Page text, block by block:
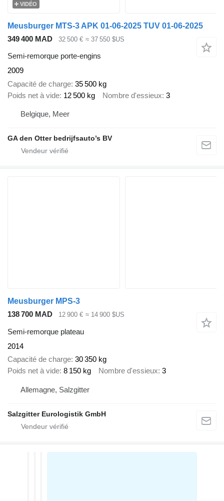
VIDÉO
Meusburger MTS-3 APK 01-06-2025 TUV 01-06-2025
349 400 MAD
32 500 € ≈ 37 550 $US
Semi-remorque porte-engins
2009
Capacité de charge 35 500 kg
Poids net à vide 12 500 kg Nombre d'essieux 3
Belgique, Meer
GA den Otter bedrijfsauto’s BV
Meusburger MPS-3
138 700 MAD
12 900 € ≈ 14 900 $US
Semi-remorque plateau
2014
Capacité de charge 30 350 kg
Poids net à vide 8 150 kg Nombre d'essieux 3
Allemagne, Salzgitter
Salzgitter Eurologistik GmbH